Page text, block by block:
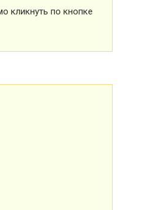
кликнуть по кнопке